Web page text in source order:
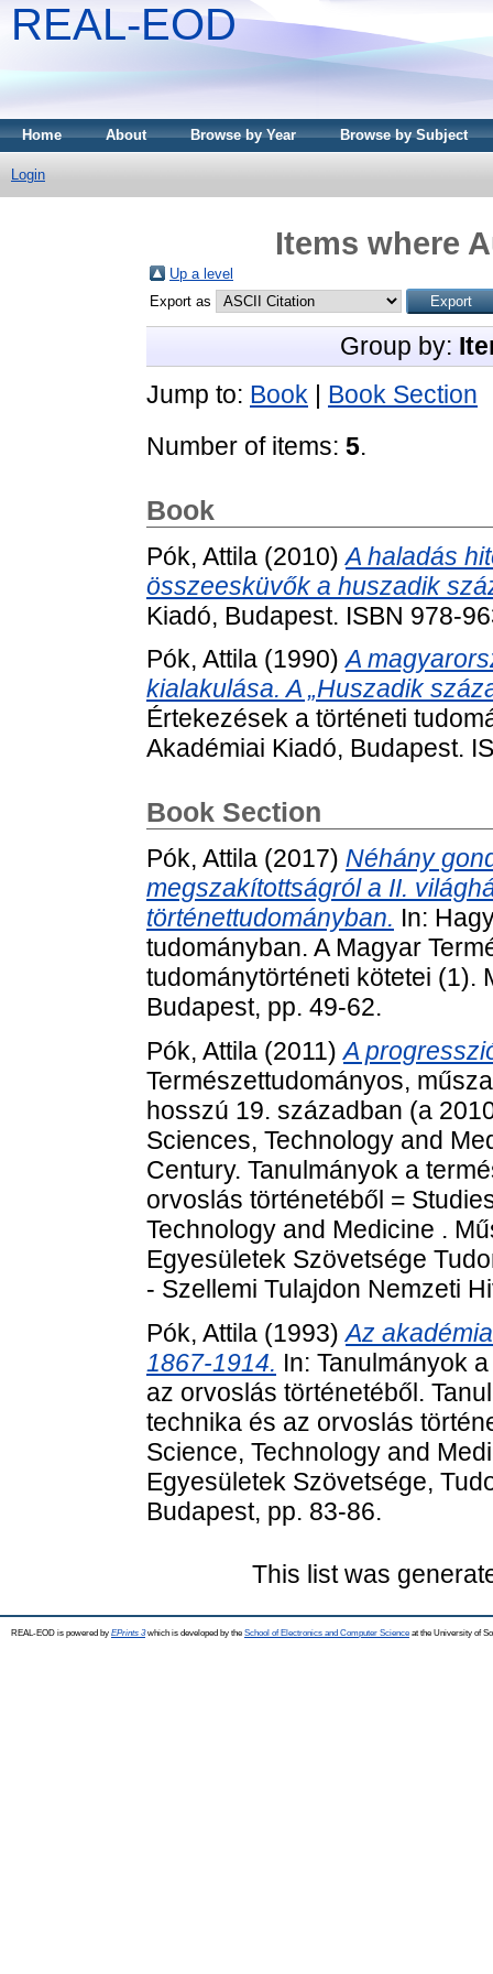
REAL-EOD
Home About Browse by Year Browse by Subject
Login
Items where
Up a level
Export as
Group by:
Jump to: Book | Book Section
Number of items: 5.
Book
Pók, Attila (2010)A haladás
összeesküvők a huszadik
Kiadó, Budapest. ISBN 978-
Pók, Attila (1990)A
kialakulása. A „Huszadik
Értekezések a történeti
Akadémiai Kiadó, Budapest.
Book Section
Pók, Attila (2017) Néhány
megszakítottságról a II.
történettudományban. In:
tudományban. A Magyar
tudománytörténeti kötetei (1).
Budapest, pp. 49-62.
Pók, Attila (2011)A
Természettudományos,
hosszú 19. században (a
Sciences, Technology and
Century. Tanulmányok a
orvoslás történetéből =
Technology and Medicine .
Egyesületek Szövetsége
- Szellemi Tulajdon Nemzeti
Pók, Attila (1993)Az
1867-1914. In: Tanulmányok
az orvoslás történetéből.
technika és az orvoslás
Science, Technology and
Egyesületek Szövetsége,
Budapest, pp. 83-86.
This list was
REAL-EOD is powered by EPrints 3which is developed by the School of Electronics and Computer Science at the University of